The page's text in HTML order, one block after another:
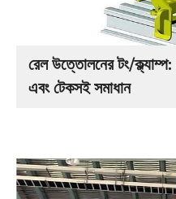
রেল উত্তোলনের টং/ক্ল্যাম্প:
এবং টেকসই সমাধান